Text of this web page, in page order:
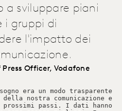
a sviluppare piani
i gruppi di
l'impatto dei
Officer, Vodafone